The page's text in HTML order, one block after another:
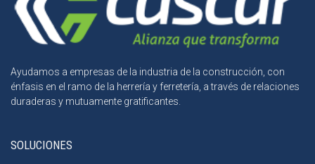
Ayudamos a empresas de la industria de la construcción, con
énfasis en el ramo de la herrería y ferretería, a través de relaciones
duraderas y mutuamente gratificantes.
SOLUCIONES